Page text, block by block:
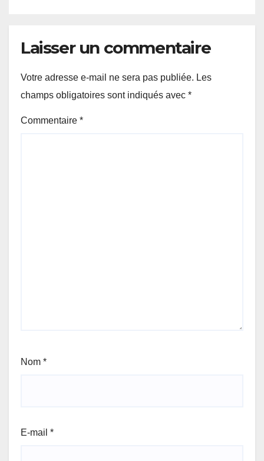
Laisser un commentaire
Votre adresse e-mail ne sera pas publiée. Les
champs obligatoires sont indiqués avec *
Commentaire *
Nom *
E-mail *